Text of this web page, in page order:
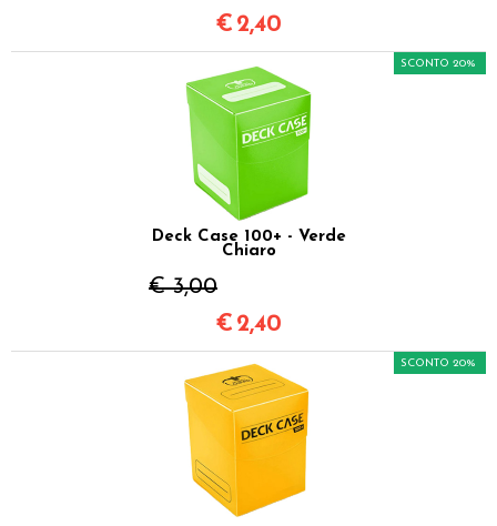
€ 2,40
Deck Case 100+ - Verde
Chiaro
€ 3,00
SCONTO 20%
€ 2,40
SCONTO 20%